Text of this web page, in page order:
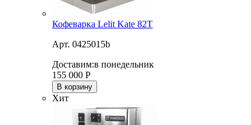
Кофеварка Lelit Kate 82T
Арт. 0425015b
Доставим:в понедельник
155 000 Р
В корзину
Хит